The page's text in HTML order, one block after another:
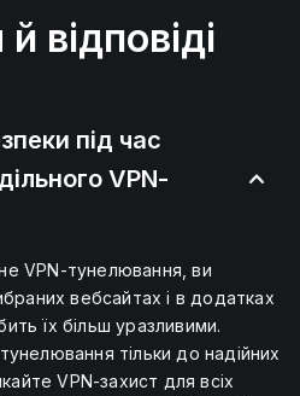
відповіді
під час
VPN-
VPN-тунелювання, ви
вебсайтах і в додатках
їх більш уразливими.
тільки до надійних
VPN-захист для всіх